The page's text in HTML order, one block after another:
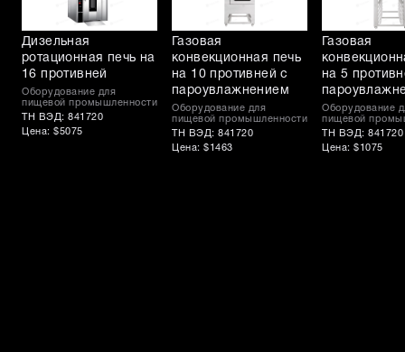
Дизельная
ротационная печь на
16 противней
Оборудование для
пищевой промышленности
ТН ВЭД: 841720
Цена: $5075
Газовая
конвекционная печь
на 10 противней с
пароувлажнением
Оборудование для
пищевой промышленности
ТН ВЭД: 841720
Цена: $1463
Газовая
на 5
Оборудование
пищевой
ТН ВЭД: 841720
Цена: $1075